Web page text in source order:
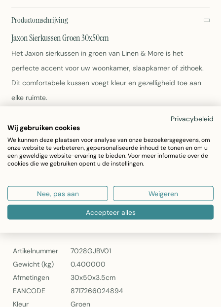
Productomschrijving
Jaxon Sierkussen Groen 30x50cm
Het Jaxon sierkussen in groen van Linen & More is het
perfecte accent voor uw woonkamer, slaapkamer of zithoek.
Dit comfortabele kussen voegt kleur en gezelligheid toe aan
elke ruimte.
Gewicht: 0.4kg
Merk: Linen & More
Artikelnummer: 7028GJBV01
Eenvoudig schoon te houden en duurzaam
Jaxon Sierkussen Groen 30x50cm van Linen & More
Artikelnummer
7028GJBV01
Gewicht (kg)
0.400000
Afmetingen
30x50x3.5cm
EANCODE
8717266024894
Kleur
Groen
Privacybeleid
Wij gebruiken cookies
We kunnen deze plaatsen voor analyse van onze bezoekersgegevens, om
onze website te verbeteren, gepersonaliseerde inhoud te tonen en om u
een geweldige website-ervaring te bieden. Voor meer informatie over de
cookies die we gebruiken opent u de instellingen.
Nee, pas aan Weigeren
Accepteer alles